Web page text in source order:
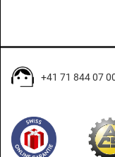
+41 71 844 07